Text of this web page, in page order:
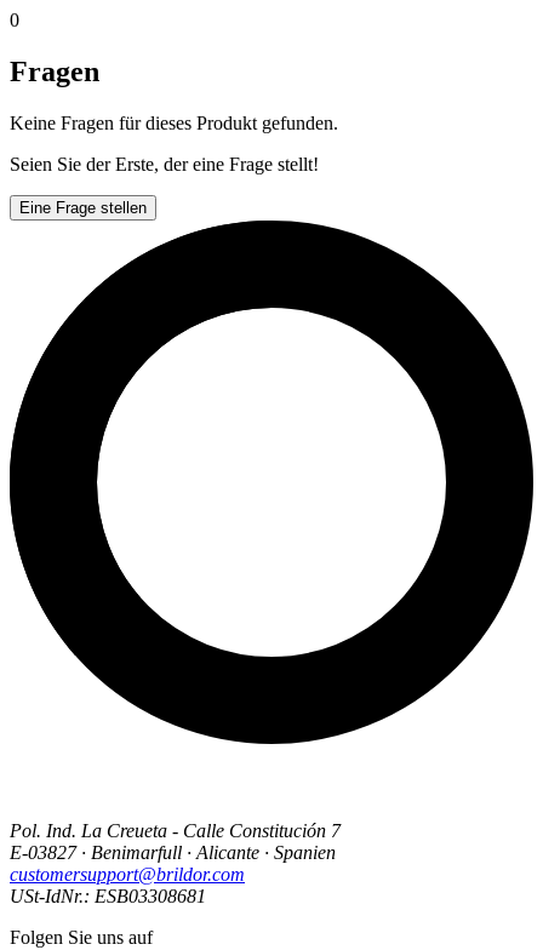
0
Fragen
Keine Fragen für dieses Produkt gefunden.
Seien Sie der Erste, der eine Frage stellt!
Eine Frage stellen
Pol. Ind. La Creueta - Calle Constitución 7
E-03827 · Benimarfull · Alicante · Spanien
customersupport@brildor.com
USt-IdNr.: ESB03308681
Folgen Sie uns auf